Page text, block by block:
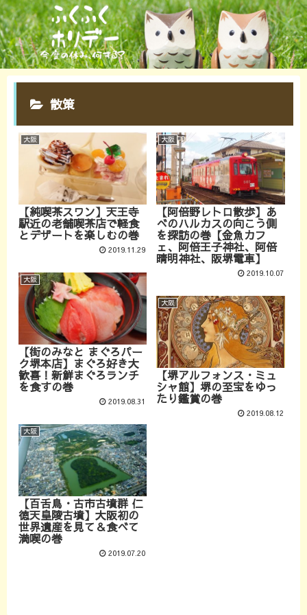
散策
大阪
【純喫茶スワン】天王寺
駅近の老舗喫茶店で軽食
とデザートを楽しむの巻
2019.11.29
大阪
【阿倍野レトロ散歩】あ
べのハルカスの向こう側
を探訪の巻【金魚カフ
ェ、阿倍王子神社、阿倍
晴明神社、阪堺電車】
2019.10.07
大阪
【街のみなと まぐろパー
ク堺本店】まぐろ好き大
歓喜！新鮮まぐろランチ
を食すの巻
2019.08.31
大阪
【堺アルフォンス・ミュ
シャ館】堺の至宝をゆっ
たり鑑賞の巻
2019.08.12
大阪
【百舌鳥・古市古墳群 仁
徳天皇陵古墳】大阪初の
世界遺産を見て＆食べて
満喫の巻
2019.07.20